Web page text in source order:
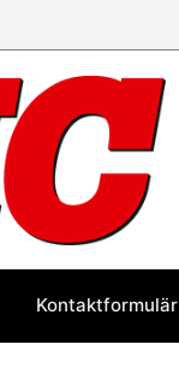
Kontaktformulär